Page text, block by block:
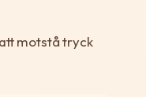
motstå tryck